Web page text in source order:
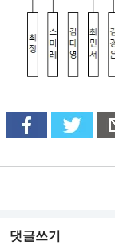
댓글쓰기